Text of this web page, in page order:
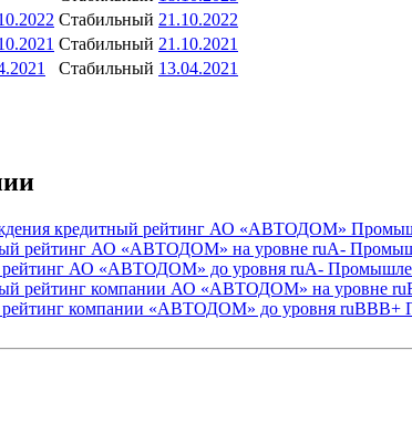
Стабильный 21.10.2022
Стабильный 21.10.2021
Стабильный 13.04.2021
кредитный рейтинг АО «АВТОДОМ»
рейтинг АО «АВТОДОМ» на уровне ruА-
рейтинг АО «АВТОДОМ» до уровня ruА-
рейтинг компании АО «АВТОДОМ» на уровне
рейтинг компании «АВТОДОМ» до уровня ruBBB+